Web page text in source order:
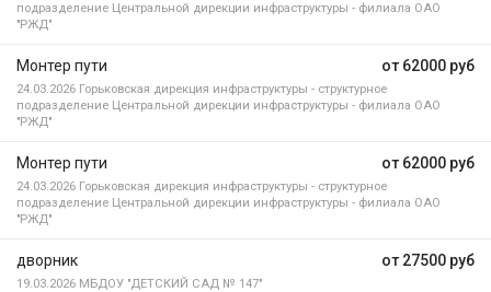
подразделение Центральной дирекции инфраструктуры - филиала ОАО
"РЖД"
от 62000 руб
Монтер пути
24.03.2026 Горьковская дирекция инфраструктуры - структурное
подразделение Центральной дирекции инфраструктуры - филиала ОАО
"РЖД"
от 62000 руб
Монтер пути
24.03.2026 Горьковская дирекция инфраструктуры - структурное
подразделение Центральной дирекции инфраструктуры - филиала ОАО
"РЖД"
от 27500 руб
дворник
19.03.2026 МБДОУ "ДЕТСКИЙ САД № 147"